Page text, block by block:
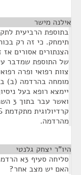
אילנה מישר
בתוספת הרביעית
תימחק. כי זה רק
הצנתורים אסורים
צוות רפואי ופרה
מומחה בהרדמה (ב)
יימצא רופא בעל
מהרדמה.
היו"ר יצחק גלנטי
סליחה
האם יש מצב אחר?